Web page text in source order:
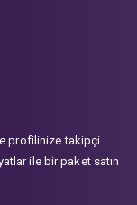
profilinize takipçi
ile bir paket satın